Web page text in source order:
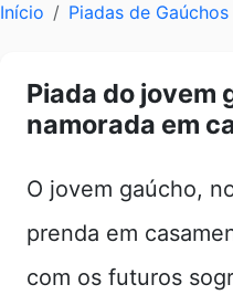
Início Piadas de Gaúchos
Piada do jovem
namorada em
O jovem gaúcho,
prenda em
com os futuros